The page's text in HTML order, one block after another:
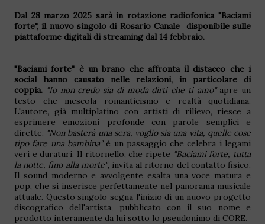
Dal 28 marzo 2025 sarà in rotazione radiofonica "Baciami
forte", il nuovo singolo di Rosario Canale disponibile sulle
piattaforme digitali di streaming dal 14 febbraio.
"Baciami forte" è un brano che affronta il distacco che i
social hanno causato nelle relazioni, in particolare di
coppia. "Io non credo sia di moda dirti che ti amo"apre un
testo che mescola romanticismo e realtà quotidiana.
L'autore, già multiplatino con artisti di rilievo, riesce a
esprimere emozioni profonde con parole semplici e
dirette. "Non basterà una sera, voglio sia una vita, quelle cose
tipo fare una bambina"è un passaggio che celebra i legami
veri e duraturi. Il ritornello, che ripete "Baciami forte, tutta
la notte, fino alla morte", invita al ritorno del contatto fisico.
Il sound moderno e avvolgente esalta una voce matura e
pop, che si inserisce perfettamente nel panorama musicale
attuale. Questo singolo segna l'inizio di un nuovo progetto
discografico dell'artista, pubblicato con il suo nome e
prodotto interamente da lui sotto lo pseudonimo di CORE.